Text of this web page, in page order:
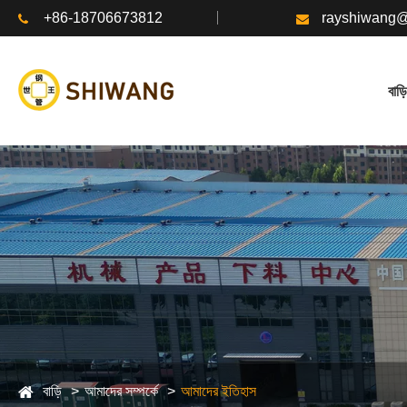
+86-18706673812
বাড়ি
বাড়ি আমাদের সম্পর্কে আমাদের ইতিহাস